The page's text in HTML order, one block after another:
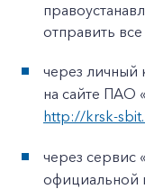
отправить
через личный
на сайте ПАО
http://krsk-
через сервис
официальной